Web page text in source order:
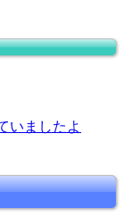
いましたよ